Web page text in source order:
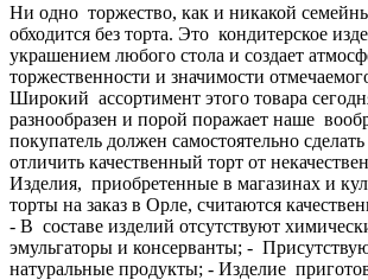
Ни одно торжество, как и никакой
обходится без торта. Это кондитерское
украшением любого стола и создает
торжественности и значимости
Широкий ассортимент этого товара
разнообразен и порой поражает наше
покупатель должен самостоятельно
отличить качественный торт от
Изделия, приобретенные в магазинах и
торты на заказ в Орле, считаются
- В составе изделий отсутствуют
эмульгаторы и консерванты; -
натуральные продукты; - Изделие